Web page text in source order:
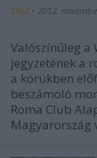
TASZ • 2012.
Valószínűleg a
jegyzetének a
a körükben
beszámoló
Roma Club
Magyarország